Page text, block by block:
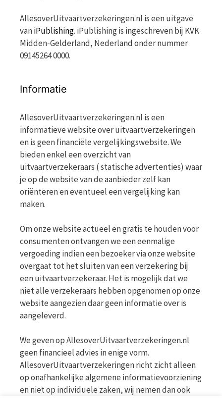
AllesoverUitvaartverzekeringen.nl is een uitgave
vaniPublishing. iPublishing is ingeschreven bij KVK
Midden-Gelderland, Nederland onder nummer
09145264 0000.
Informatie
AllesoverUitvaartverzekeringen.nl is een
informatieve website over uitvaartverzekeringen
en is geen financiële vergelijkingswebsite. We
bieden enkel een overzicht van
uitvaartverzekeraars ( statische advertenties) waar
je op de website van de aanbieder zelf kan
oriënteren en eventueel een vergelijking kan
maken.
Om onze website actueel en gratis te houden voor
consumenten ontvangen we een eenmalige
vergoeding indien een bezoeker via onze website
overgaat tot het sluiten van een verzekering bij
een uitvaartverzekeraar. Het is mogelijk dat we
niet alle verzekeraars hebben opgenomen op onze
website aangezien daar geen informatie over is
aangeleverd.
We geven op AllesoverUitvaartverzekeringen.nl
geen financieel advies in enige vorm.
AllesoverUitvaartverzekeringen richt zicht alleen
op onafhankelijke algemene informatievoorziening
en niet op individuele zaken, wij nemen dan ook